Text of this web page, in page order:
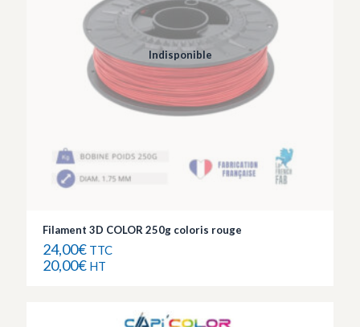
Indisponible
Filament 3D COLOR 250g coloris rouge
24,00€ TTC
20,00€ HT